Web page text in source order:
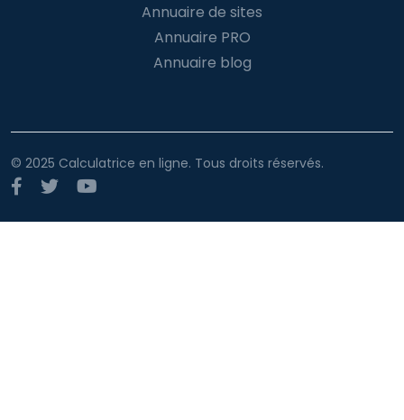
Annuaire de sites
Annuaire PRO
Annuaire blog
© 2025 Calculatrice en ligne. Tous droits réservés.